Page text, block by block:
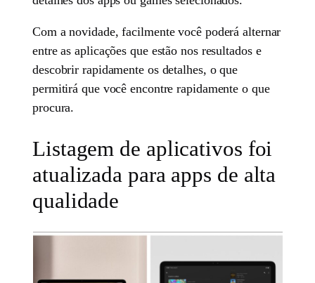
Com a novidade, facilmente você poderá alternar
entre as aplicações que estão nos resultados e
descobrir rapidamente os detalhes, o que
permitirá que você encontre rapidamente o que
procura.
Listagem de aplicativos foi
atualizada para apps de alta
qualidade